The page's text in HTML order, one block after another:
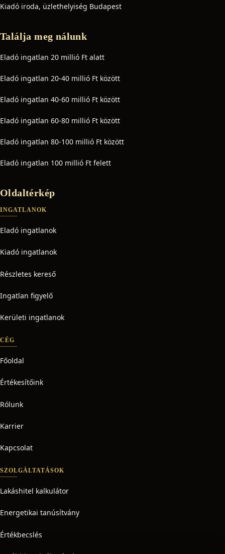
Kiadó iroda, üzlethelyiség Budapest
Találja meg nálunk
Eladó ingatlan 20 millió Ft alatt
Eladó ingatlan 20-40 millió Ft között
Eladó ingatlan 40-60 millió Ft között
Eladó ingatlan 60-80 millió Ft között
Eladó ingatlan 80-100 millió Ft között
Eladó ingatlan 100 millió Ft felett
Oldaltérkép
INGATLANOK
Eladó ingatlanok
Kiadó ingatlanok
Részletes kereső
Ingatlan figyelő
Kerületi ingatlanok
CÉG
Főoldal
Értékesítőink
Rólunk
Karrier
Kapcsolat
SZOLGÁLTATÁSOK
Lakáshitel kalkulátor
Energetikai tanúsítvány
Értékbecslés